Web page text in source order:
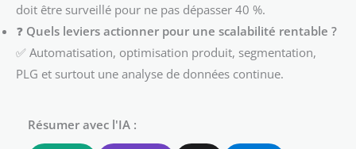
doit être surveillé pour ne pas dépasser 40 %.
❓ Quels leviers actionner pour une scalabilité rentable ?
✅ Automatisation, optimisation produit, segmentation,
PLG et surtout une analyse de données continue.
Résumer avec l'IA :